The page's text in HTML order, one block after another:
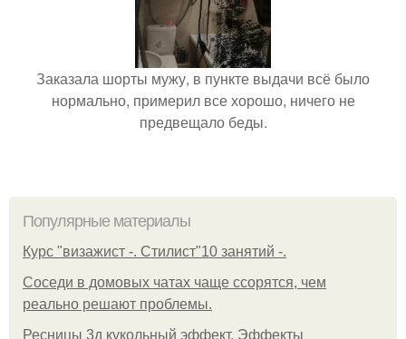
Заказала шорты мужу, в пункте выдачи всё было
нормально, примерил все хорошо, ничего не
предвещало беды.
Популярные материалы
Курс "визажист -. Стилист"10 занятий -.
Соседи в домовых чатах чаще ссорятся, чем
реально решают проблемы.
Ресницы 3д кукольный эффект. Эффекты